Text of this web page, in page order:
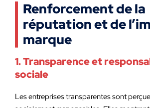
Renforcement de la
réputation et de
marque
1. Transparence et
sociale
Les entreprises transparentes sont